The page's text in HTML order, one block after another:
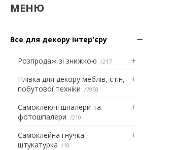
Все для декору інтер'єру
Розпродаж зі знижкою 217
Плівка для декору меблів, стін,
побутової техніки
7958
Самоклеючі шпалери та
фотошпалери
210
Самоклейна гнучка
штукатурка
18